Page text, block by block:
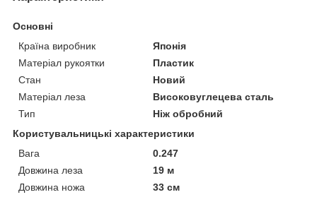
Основні
Країна виробник
Японія
Матеріал рукоятки
Пластик
Стан
Новий
Матеріал леза
Високовуглецева сталь
Тип
Ніж обробний
Користувальницькі характеристики
Вага
0.247
Довжина леза
19 м
Довжина ножа
33 см